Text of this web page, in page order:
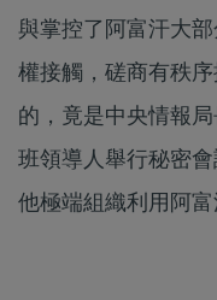
與掌控了阿富汗大
權接觸，磋商有秩
的，竟是中央情報
班領導人舉行秘密
他極端組織利用阿富